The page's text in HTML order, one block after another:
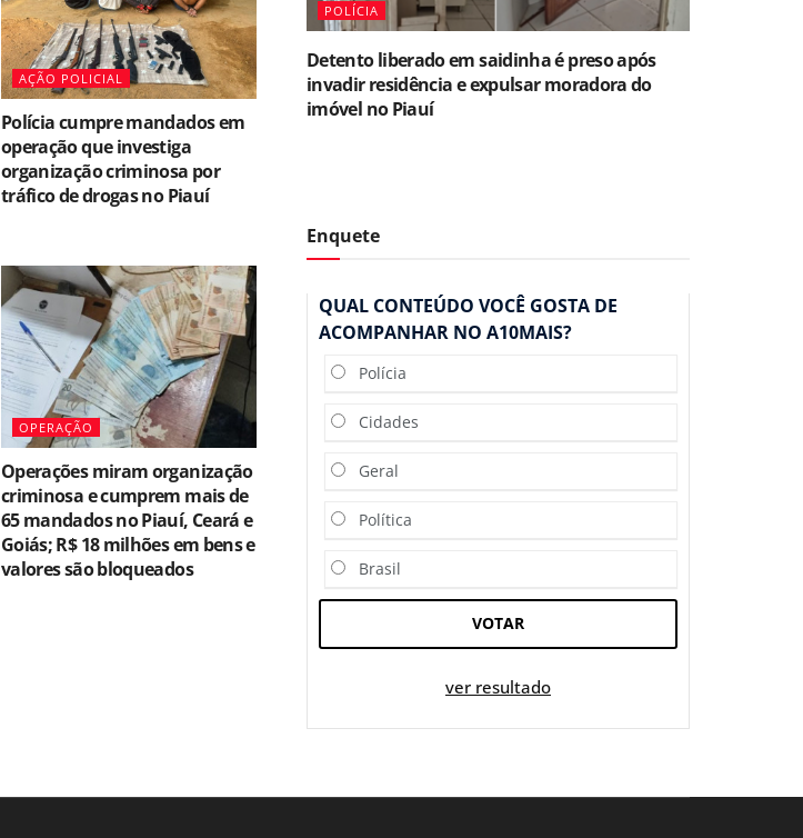
AÇÃO POLICIAL
Polícia cumpre mandados em
operação que investiga
organização criminosa por
tráfico de drogas no Piauí
OPERAÇÃO
Operações miram organização
criminosa e cumprem mais de
65 mandados no Piauí, Ceará e
Goiás; R$ 18 milhões em bens e
valores são bloqueados
POLÍCIA
Detento liberado em saidinha é preso após
invadir residência e expulsar moradora do
imóvel no Piauí
Enquete
QUAL CONTEÚDO VOCÊ GOSTA DE
ACOMPANHAR NO A10MAIS?
Polícia
Cidades
Geral
Política
Brasil
VOTAR
ver resultado